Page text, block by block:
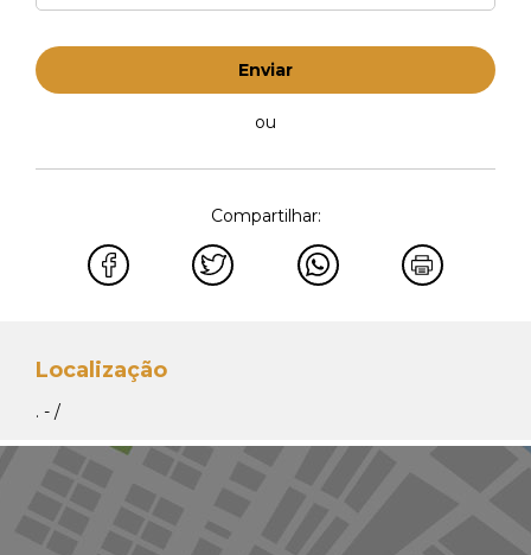
Enviar
ou
Compartilhar:
Localização
. - /